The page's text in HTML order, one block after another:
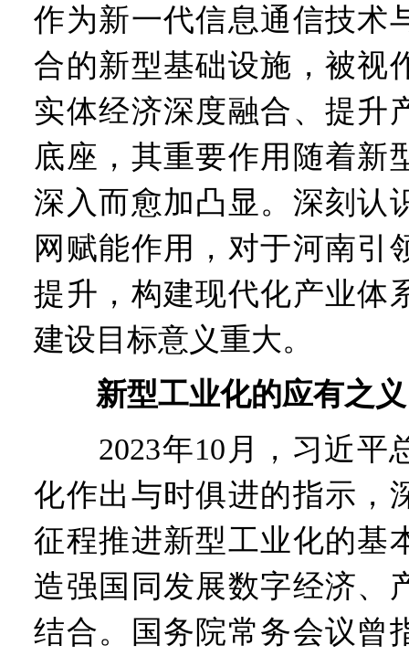
作为新一代信息通信技术
合的新型基础设施，被视
实体经济深度融合、提升
底座，其重要作用随着新
深入而愈加凸显。深刻认
网赋能作用，对于河南引
提升，构建现代化产业体
建设目标意义重大。
新型工业化的应有之义
2023年10月，习近平
化作出与时俱进的指示，
征程推进新型工业化的基
造强国同发展数字经济、
结合。国务院常务会议曾